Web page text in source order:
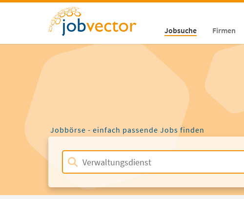
Jobsuche Firmen
Jobbörse - einfach passende Jobs finden